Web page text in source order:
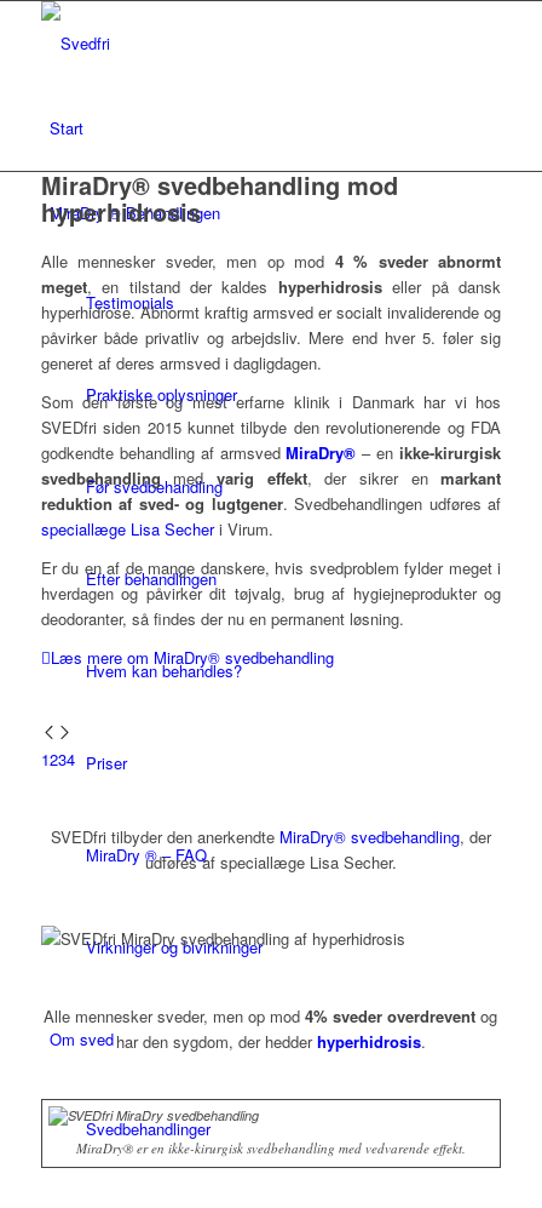
Start
MiraDry ® Behandlingen
Testimonials
Praktiske oplysninger
Før svedbehandling
Efter behandlingen
Hvem kan behandles?
Priser
MiraDry ® – FAQ
Virkninger og bivirkninger
Om sved
Svedbehandlinger
MiraDry® svedbehandling mod
hyperhidrosis
Alle mennesker sveder, men op mod 4 % sveder abnormt
meget, en tilstand der kaldes hyperhidrosiseller på dansk
hyperhidrose. Abnormt kraftig armsved er socialt invaliderende og
påvirker både privatliv og arbejdsliv. Mere end hver 5. føler sig
generet af deres armsved i dagligdagen.
Som den første og mest erfarne klinik i Danmark har vi hos
SVEDfri siden 2015 kunnet tilbyde den revolutionerende og FDA
godkendte behandling af armsvedMiraDry® – enikke-kirurgisk
svedbehandling med varig effekt, der sikrer enmarkant
reduktion af sved- og lugtgener. Svedbehandlingen udføres af
speciallæge Lisa Secheri Virum.
Er du en af de mange danskere, hvis svedproblem fylder meget i
hverdagen og påvirker dit tøjvalg, brug af hygiejneprodukter og
deodoranter, så findes der nu en permanent løsning.
Læs mere om MiraDry® svedbehandling
1234
SVEDfri tilbyder den anerkendte MiraDry® svedbehandling, der
udføres af speciallæge Lisa Secher.
Alle mennesker sveder, men op mod4% sveder overdrevent og
har den sygdom, der hedderhyperhidrosis.
MiraDry® er en ikke-kirurgisk svedbehandling med vedvarende effekt.